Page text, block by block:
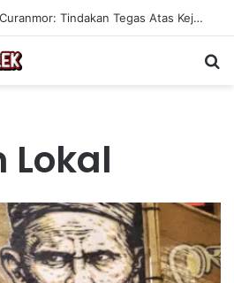
Penangkapan Bandit Curanmor: Tindakan Tegas Atas Kejahatan Sepeda Motor
Lokal